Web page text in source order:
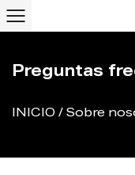
Preguntas
INICIO / Sobre